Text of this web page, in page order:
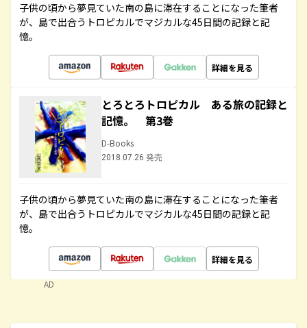
子供の頃から夢見ていた南の島に滞在することになった筆者
が、島で出合うトロピカルでマジカルな45日間の記録と記
憶。
詳細を見る
とろとろトロピカル ある旅の記録と
記憶。 第3巻
D-Books
2018.07.26 発売
子供の頃から夢見ていた南の島に滞在することになった筆者
が、島で出合うトロピカルでマジカルな45日間の記録と記
憶。
詳細を見る
AD